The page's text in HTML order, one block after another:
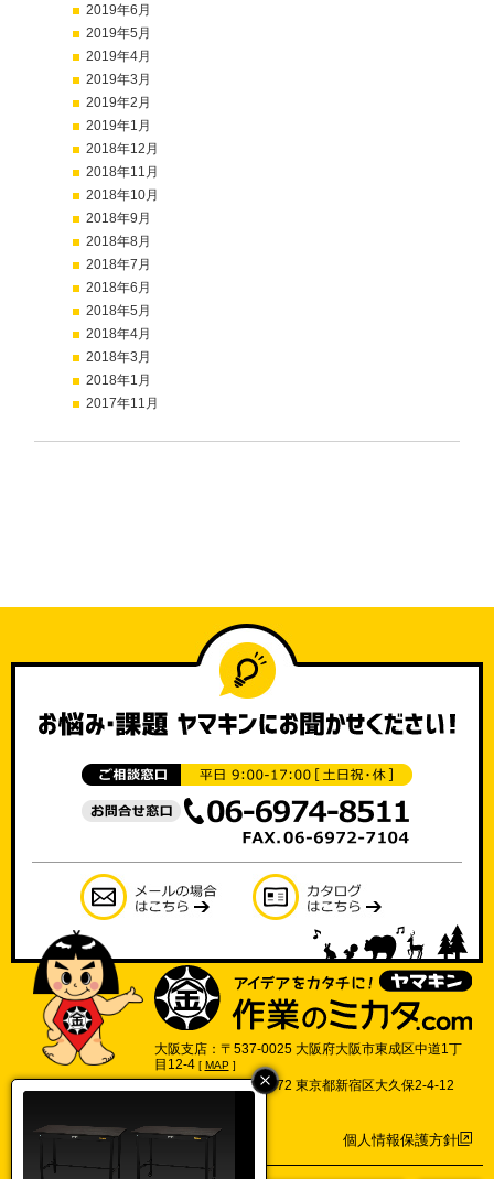
2019年6月
2019年5月
2019年4月
2019年3月
2019年2月
2019年1月
2018年12月
2018年11月
2018年10月
2018年9月
2018年8月
2018年7月
2018年6月
2018年5月
2018年4月
2018年3月
2018年1月
2017年11月
大阪支店：〒537-0025 大阪府大阪市東成区中道1丁
目12-4 [ MAP]
東京支店：〒169-0072 東京都新宿区大久保2-4-12
個人情報保護方針